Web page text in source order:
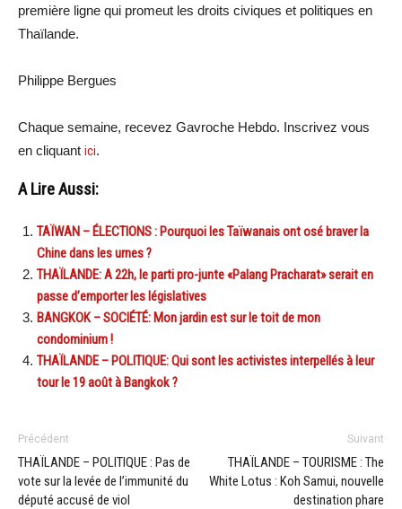
première ligne qui promeut les droits civiques et politiques en
Thaïlande.
Philippe Bergues
Chaque semaine, recevez Gavroche Hebdo. Inscrivez vous
en cliquant ici.
A Lire Aussi:
TAÏWAN – ÉLECTIONS : Pourquoi les Taïwanais ont osé braver la
Chine dans les urnes ?
THAÏLANDE: A 22h, le parti pro-junte «Palang Pracharat» serait en
passe d’emporter les législatives
BANGKOK – SOCIÉTÉ: Mon jardin est sur le toit de mon
condominium !
THAÏLANDE – POLITIQUE: Qui sont les activistes interpellés à leur
tour le 19 août à Bangkok ?
Précédent
THAÏLANDE – POLITIQUE : Pas de
vote sur la levée de l’immunité du
député accusé de viol
Suivant
THAÏLANDE – TOURISME : The
White Lotus : Koh Samui, nouvelle
destination phare